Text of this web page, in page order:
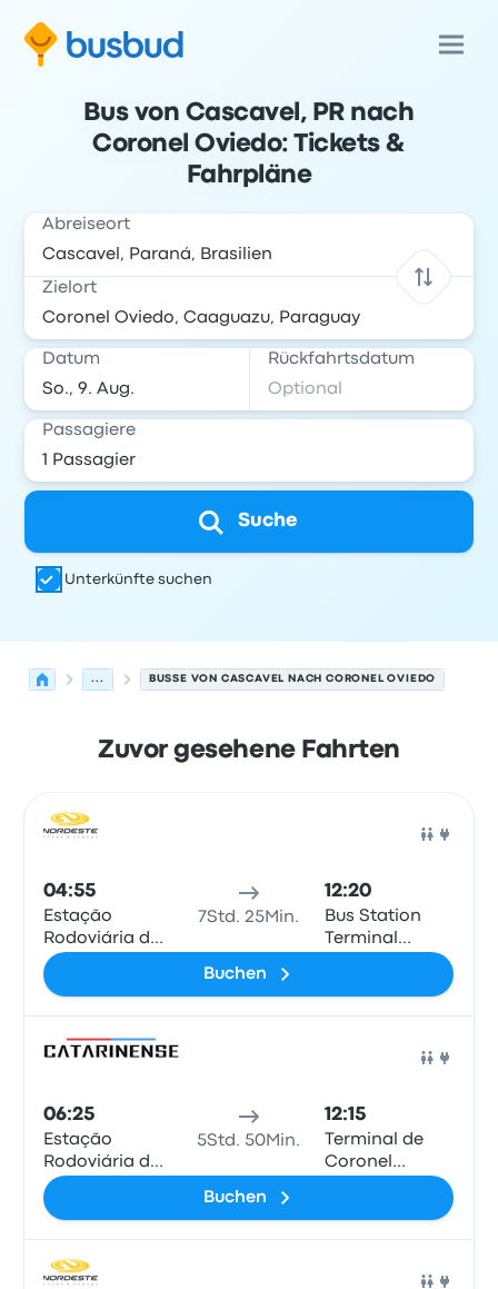
Bus von Cascavel, PR nach
Coronel Oviedo: Tickets &
Fahrpläne
Abreiseort
Zielort
Datum Rückfahrtsdatum
Passagiere
Suche
Unterkünfte suchen
... BUSSE VON CASCAVEL NACH CORONEL OVIEDO
Zuvor gesehene Fahrten
04:55
Estação
Rodoviária de
Cascavel
7Std. 25Min.
12:20
Bus Station
Terminal
Buchen
06:25
Estação
Rodoviária de
Cascavel
5Std. 50Min.
12:15
Terminal de
Coronel
Buchen